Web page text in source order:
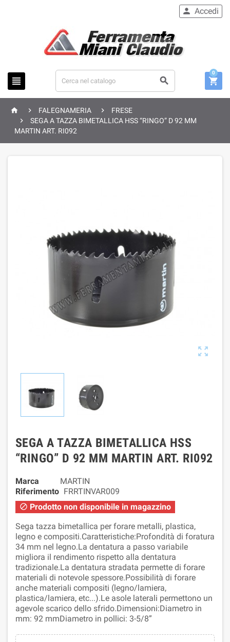
 
 Accedi

0
  FALEGNAMERIA 
FRESE

SEGA A TAZZA BIMETALLICA HSS “RINGO” D 92 MM
MARTIN ART. RI092

SEGA A TAZZA BIMETALLICA HSS
“RINGO” D 92 MM MARTIN ART. RI092
Marca
MARTIN
Riferimento FRRTINVAR009
 Prodotto non disponibile in magazzino
Sega tazza bimetallica per forare metalli, plastica,
legno e compositi.Caratteristiche:Profondità di foratura
34 mm nel legno.La dentatura a passo variabile
migliora il rendimento rispetto alla dentatura
tradizionale.La dentatura stradata permette di forare
materiali di notevole spessore.Possibilità di forare
anche materiali compositi (legno/lamiera,
plastica/lamiera, etc...).Le asole laterali permettono un
agevole scarico dello sfrido.Dimensioni:Diametro in
mm: 92 mmDiametro in pollici: 3-5/8”